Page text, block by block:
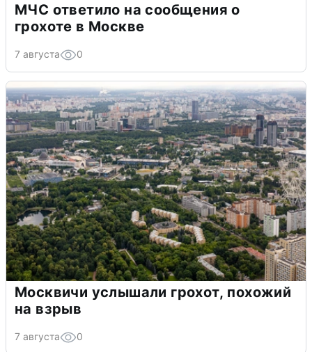
МЧС ответило на сообщения о
грохоте в Москве
7 августа 0
Москвичи услышали грохот, похожий
на взрыв
7 августа 0